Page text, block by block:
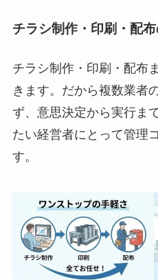
チラシ制作・印刷・配
チラシ制作・印刷・配布
きます。だから複数業者
ず、意思決定から実行ま
たい経営者にとって管理
す。